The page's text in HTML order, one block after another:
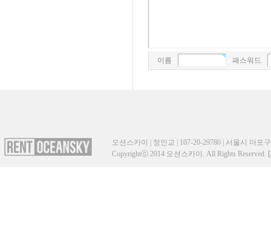
이름 패스워드
오션스카이 | 정인교 | 107-20-29780 | 서울시 마포
Copyrightⓒ 2014 오션스카이. All Rights Reserved.